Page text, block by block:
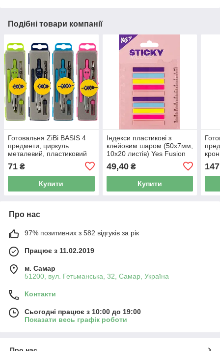
Подібні товари компанії
Готовальня ZiBi BASIS 4
предмети, циркуль
металевий, пластиковий
футляр, асортимент квітів,
120 мм, ZB.5303BS
71 ₴
Купити
Індекси пластикові з
клейовим шаром (50х7мм,
10х20 листів) Yes Fusion
49,40₴
Купити
Про нас
97% позитивних з 582 відгуків за рік
Працює з 11.02.2019
м. Самар
51200, вул. Гетьманська, 32, Самар, Україна
Контакти
Сьогодні працює з 10:00 до 19:00
Показати весь графік роботи